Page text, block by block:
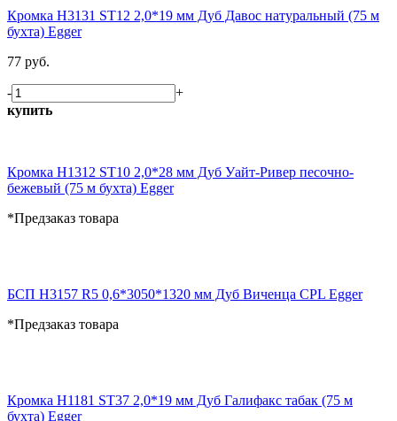
Кромка H3131 ST12 2,0*19 мм Дуб Давос натуральный (75 м
бухта) Egger
77 руб.
-
+
купить
Кромка H1312 ST10 2,0*28 мм Дуб Уайт-Ривер песочно-
бежевый (75 м бухта) Egger
*Предзаказ товара
БСП H3157 R5 0,6*3050*1320 мм Дуб Виченца CPL Egger
*Предзаказ товара
Кромка H1181 ST37 2,0*19 мм Дуб Галифакс табак (75 м
бухта) Egger